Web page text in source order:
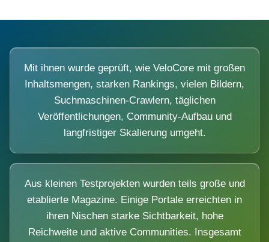
Mit ihnen wurde geprüft, wie VeloCore mit großen
Inhaltsmengen, starken Rankings, vielen Bildern,
Suchmaschinen-Crawlern, täglichen
Veröffentlichungen, Community-Aufbau und
langfristiger Skalierung umgeht.
Aus kleinen Testprojekten wurden teils große und
etablierte Magazine. Einige Portale erreichten in
ihren Nischen starke Sichtbarkeit, hohe
Reichweite und aktive Communities. Insgesamt